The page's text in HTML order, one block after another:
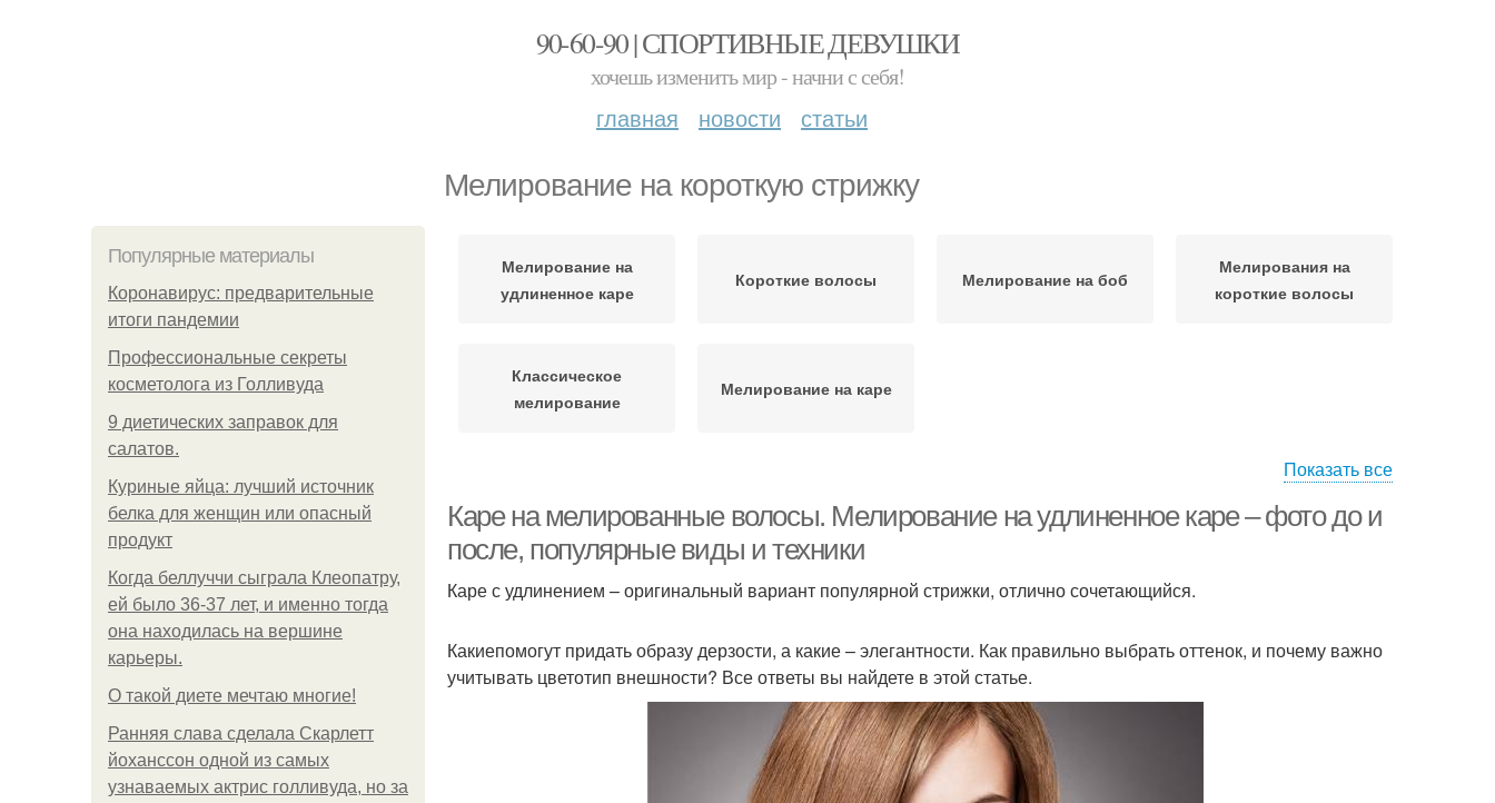
90-60-90 | СПОРТИВНЫЕ ДЕВУШКИ
хочешь изменить мир - начни с себя!
главная новости статьи
Мелирование на короткую стрижку
Популярные материалы
Коронавирус: предварительные
итоги пандемии
Профессиональные секреты
косметолога из Голливуда
9 диетических заправок для
салатов.
Куриные яйца: лучший источник
белка для женщин или опасный
продукт
Когда беллуччи сыграла Клеопатру,
ей было 36-37 лет, и именно тогда
она находилась на вершине
карьеры.
О такой диете мечтаю многие!
Ранняя слава сделала Скарлетт
йоханссон одной из самых
узнаваемых актрис голливуда, но за
Мелирование на
удлиненное каре
Короткие волосы Мелирование на боб
Мелирования на
короткие волосы
Классическое
мелирование
Мелирование на каре
Показать все
Каре на мелированные волосы. Мелирование на удлиненное каре – фото до и
после, популярные виды и техники
Каре с удлинением – оригинальный вариант популярной стрижки, отлично сочетающийся.
Какиепомогут придать образу дерзости, а какие – элегантности. Как правильно выбрать оттенок, и почему важно
учитывать цветотип внешности? Все ответы вы найдете в этой статье.